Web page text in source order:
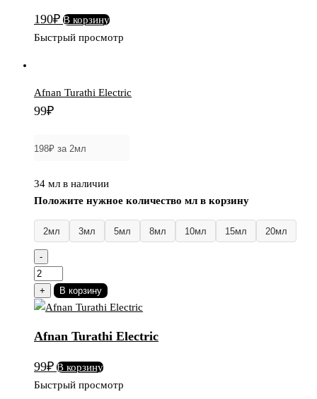
Bay
190₽ В корзину
Быстрый просмотр
Afnan Turathi Electric
99₽
34 мл в наличии
Положите нужное количество мл в корзину
2мл 3мл 5мл 8мл 10мл 15мл 20мл
-
Количество
товара
Afnan
Electric
+ В корзину
Afnan Turathi Electric
99₽ В корзину
Быстрый просмотр